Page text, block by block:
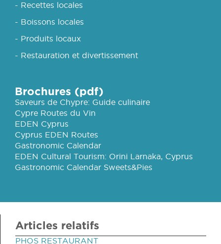
- Recettes locales
- Boissons locales
- Produits locaux
- Restauration et divertissement
Brochures (pdf)
Saveurs de Chypre: Guide culinaire
Cypre Routes du Vin
EDEN Cyprus
Cyprus EDEN Routes
Gastronomic Calendar
EDEN Cultural Tourism: Orini Larnaka, Cyprus
Gastronomic Calendar Sweets&Pies
Articles relatifs
PHOS RESTAURANT